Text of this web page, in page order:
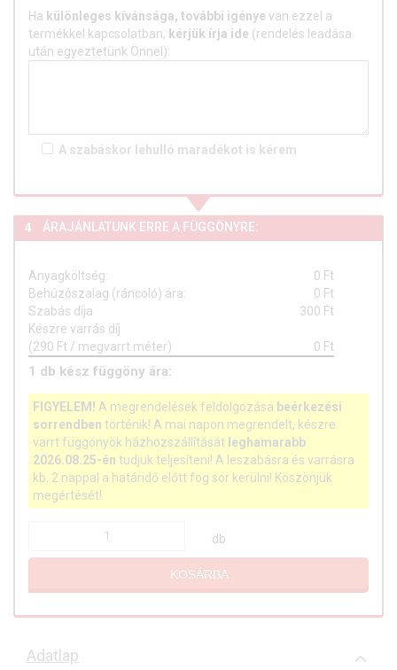
Ha különleges kívánsága, további igénye van ezzel a
termékkel kapcsolatban, kérjük írja ide (rendelés leadása
után egyeztetünk Önnel):
A szabáskor lehulló maradékot is kérem
4 ÁRAJÁNLATUNK ERRE A FÜGGÖNYRE:
Anyagköltség: 0 Ft
Behúzószalag (ráncoló) ára:
0 Ft
Szabás díja
300 Ft
Készre varrás díj
(290 Ft / megvarrt méter)
0 Ft
1 db kész függöny ára:
FIGYELEM! A megrendelések feldolgozása beérkezési
sorrendben történik! A mai napon megrendelt, készre
varrt függönyök házhozszállítását leghamarabb
2026.08.25-én tudjuk teljesíteni! A leszabásra és varrásra
kb. 2 nappal a határidő előtt fog sor kerülni! Köszönjük
megértését!
db
KOSÁRBA
Adatlap